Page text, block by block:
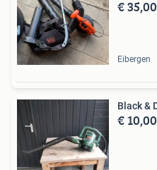
€ 35,00
Eibergen
€ 10,00